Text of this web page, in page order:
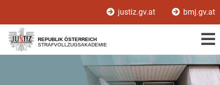
[1]
[2]
[3]
justiz.gv.at bmj.gv.at
REPUBLIK ÖSTERREICH
STRAFVOLLZUGSAKADEMIE